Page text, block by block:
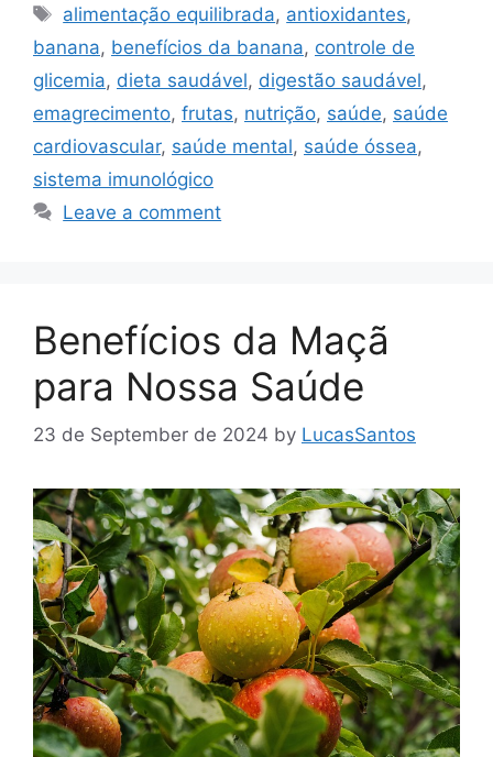
Tags
alimentação equilibrada, antioxidantes,
banana, benefícios da banana, controle de
glicemia, dieta saudável, digestão saudável,
emagrecimento, frutas, nutrição, saúde, saúde
cardiovascular, saúde mental, saúde óssea,
sistema imunológico
Leave a comment
Benefícios da Maçã
para Nossa Saúde
23 de September de 2024 by LucasSantos